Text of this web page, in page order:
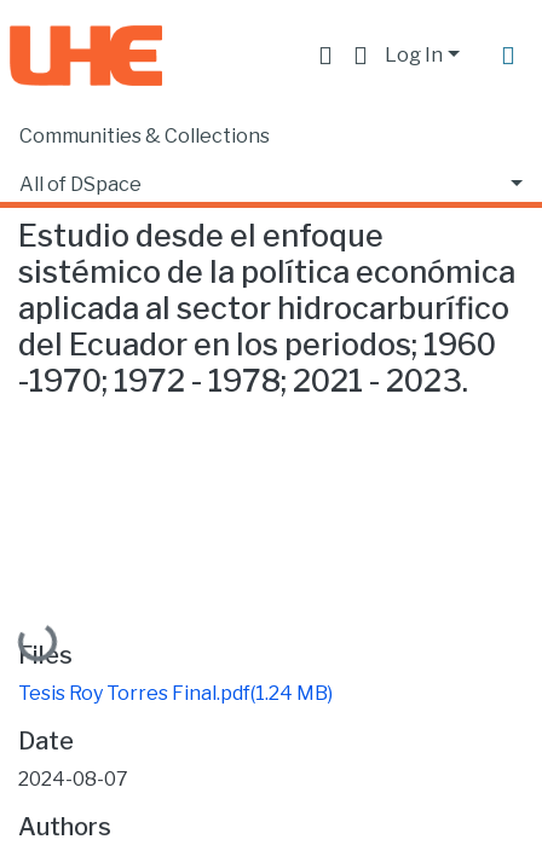
Log In
Communities & Collections
All of DSpace
Statistics
Home
Estudio desde el enfoque
sistémico de la política económica
aplicada al sector hidrocarburífico
del Ecuador en los periodos; 1960
-1970; 1972 - 1978; 2021 - 2023.
Loading...
Files
Tesis Roy Torres Final.pdf(1.24 MB)
Date
2024-08-07
Authors